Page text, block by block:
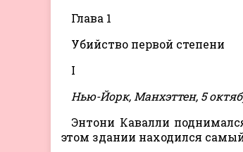
Глава 1
Убийство первой степени
I
Нью-Йорк, Манхэттен, 5
Энтони Кавалли
этом здании находился